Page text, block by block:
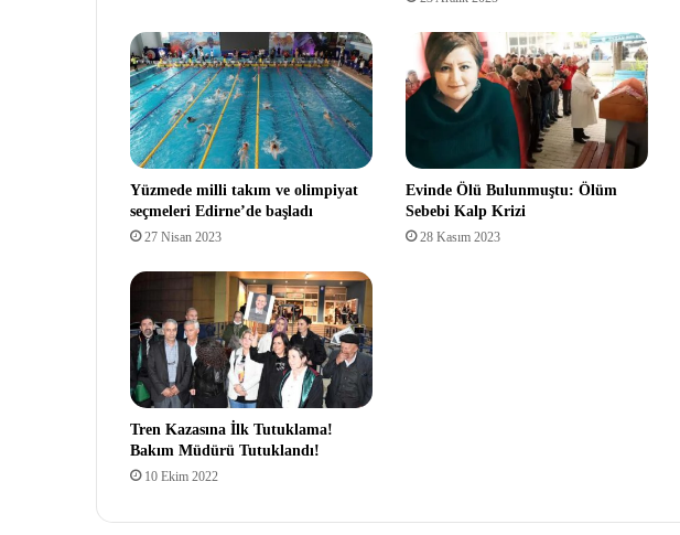
Yüzmede milli takım ve olimpiyat
seçmeleri Edirne’de başladı
27 Nisan 2023
Evinde Ölü Bulunmuştu: Ölüm
Sebebi Kalp Krizi
28 Kasım 2023
Tren Kazasına İlk Tutuklama!
Bakım Müdürü Tutuklandı!
10 Ekim 2022